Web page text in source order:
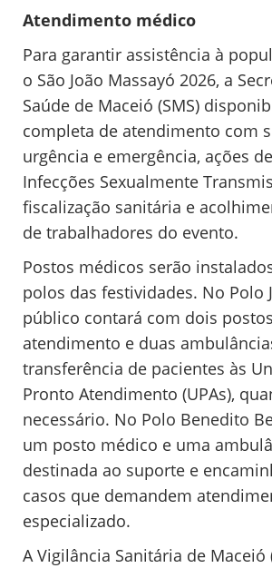
Atendimento médico
Para garantir assistência à
o São João Massayó 2026, a
Saúde de Maceió (SMS)
completa de atendimento com
urgência e emergência, ações
Infecções Sexualmente
fiscalização sanitária e
de trabalhadores do evento.
Postos médicos serão
polos das festividades. No Polo
público contará com dois
atendimento e duas
transferência de pacientes às
Pronto Atendimento (UPAs),
necessário. No Polo Benedito
um posto médico e uma
destinada ao suporte e
casos que demandem
especializado.
A Vigilância Sanitária de Maceió